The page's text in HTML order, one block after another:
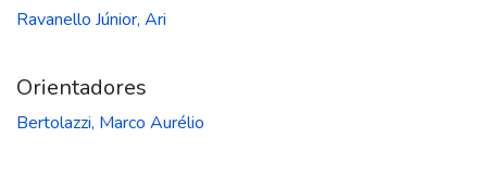
Ravanello Júnior, Ari
Orientadores
Bertolazzi, Marco Aurélio